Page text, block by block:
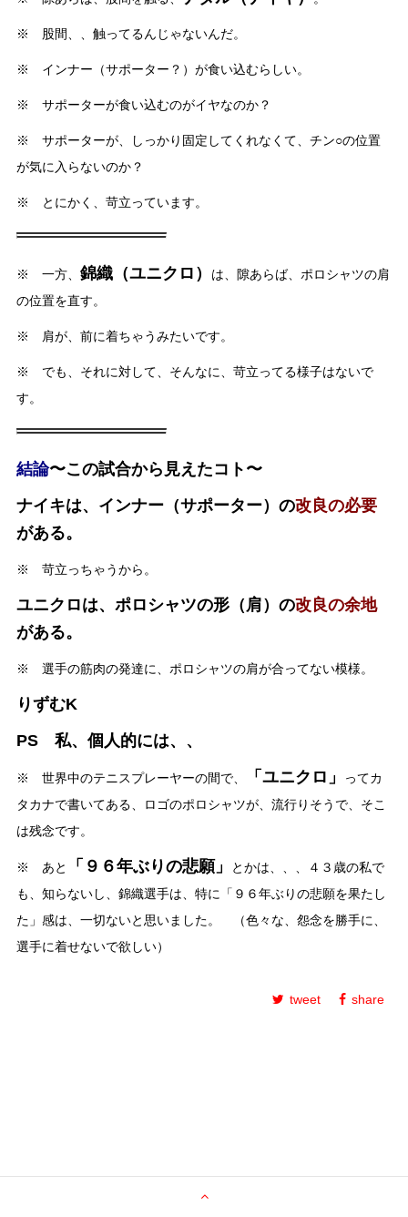
※ 股間、、触ってるんじゃないんだ。
※ インナー（サポーター？）が食い込むらしい。
※ サポーターが食い込むのがイヤなのか？
※ サポーターが、しっかり固定してくれなくて、チン○の位置
が気に入らないのか？
※ とにかく、苛立っています。
※ 一方、 錦織（ユニクロ）
は、隙あらば、ポロシャツの肩
の位置を直す。
※ 肩が、前に着ちゃうみたいです。
※ でも、それに対して、そんなに、苛立ってる様子はないで
す。
結論〜この試合から見えたコト〜
ナイキは、インナー（サポーター）の改良の必要
がある。
※ 苛立っちゃうから。
ユニクロは、ポロシャツの形（肩）の改良の余地
がある。
※ 選手の筋肉の発達に、ポロシャツの肩が合ってない模様。
りずむK
PS 私、個人的には、、
※ 世界中のテニスプレーヤーの間で、 「ユニクロ」
ってカ
タカナで書いてある、ロゴのポロシャツが、流行りそうで、そこ
は残念です。
※ あと 「９６年ぶりの悲願」
とかは、、、４３歳の私で
も、知らないし、錦織選手は、特に「９６年ぶりの悲願を果たし
た」感は、一切ないと思いました。 （色々な、怨念を勝手に、
選手に着せないで欲しい）
tweet share